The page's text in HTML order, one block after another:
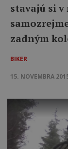
stavajú si
zadným
BIKER
15. NOVEMBRA